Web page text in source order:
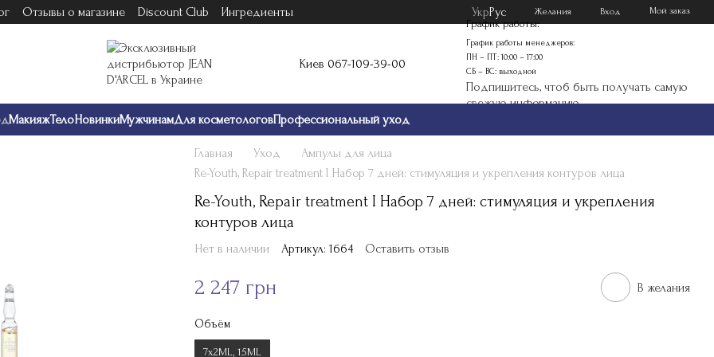
Отзывы о магазине Discount Club
Ингредиенты
УкрРус Желания Вход Мой заказ
Киев 067-109-39-00
График работы:
График работы менеджеров:
ПН – ПТ: 10:00 – 17:00
СБ – ВС: выходной
Подпишитесь, чтоб быть получать самую
свежую информацию
МакияжТелоНовинкиМужчинамДля косметологовПрофессиональный уход
Главная Уход
Ампулы для лица
Re-Youth, Repair treatment I Набор 7 дней: стимуляция и укрепления контуров лица
Re-Youth, Repair treatment I Набор 7 дней: стимуляция и укрепления
контуров лица
Нет в наличии Артикул: 1664 Оставить отзыв
2 247 грн В желания
Объём
7х2ML, 15ML